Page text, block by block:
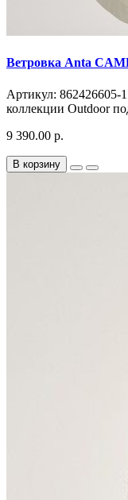
Ветровка Anta
Артикул: 862426605-
коллекции Outdoor
9 390.00 р.
В корзину